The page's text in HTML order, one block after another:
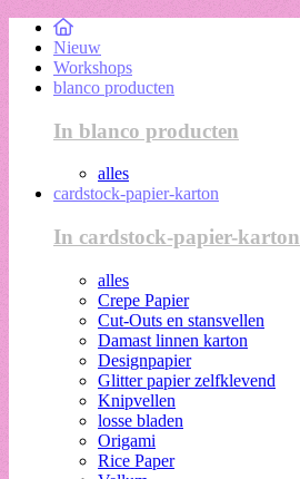
Nieuw
Workshops
blanco producten
In blanco producten
alles
cardstock-papier-karton
In cardstock-papier-karton
alles
Crepe Papier
Cut-Outs en stansvellen
Damast linnen karton
Designpapier
Glitter papier zelfklevend
Knipvellen
losse bladen
Origami
Rice Paper